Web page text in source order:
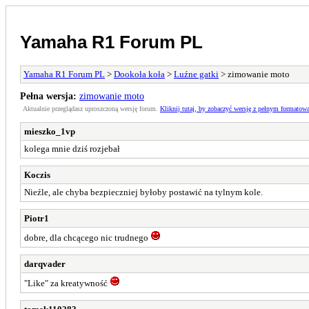
Yamaha R1 Forum PL
Yamaha R1 Forum PL > Dookoła koła > Luźne gatki > zimowanie moto
Pełna wersja: zimowanie moto
Aktualnie przeglądasz uproszczoną wersję forum. Kliknij tutaj, by zobaczyć wersję z pełnym
mieszko_1vp
kolega mnie dziś rozjebał
Koczis
Nieźle, ale chyba bezpieczniej byłoby postawić na tylnym kole.
Piotr1
dobre, dla chcącego nic trudnego
darqvader
"Like" za kreatywność